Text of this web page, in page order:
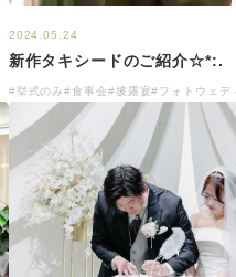
2024.05.24
新作タキシードのご紹介☆*:.
#挙式のみ#食事会#披露宴#フォトウェデ